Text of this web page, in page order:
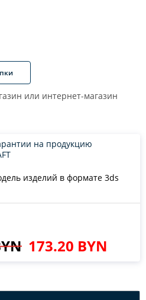
или интернет-магазин
изделий в формате 3ds
на продукцию
173.20 BYN